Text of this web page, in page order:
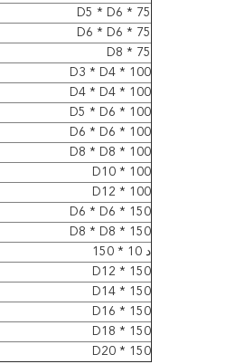
D5 * D6 * 75
D6 * D6 * 75
D8 * 75
D3 * D4 * 100
D4 * D4 * 100
D5 * D6 * 100
D6 * D6 * 100
D8 * D8 * 100
D10 * 100
D12 * 100
D6 * D6 * 150
D8 * D8 * 150
د 10 * 150
D12 * 150
D14 * 150
D16 * 150
D18 * 150
D20 * 150